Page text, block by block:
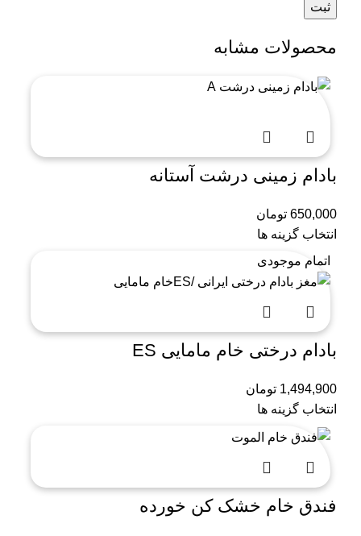
محصولات مشابه
بادام زمینی درشت آستانه
650,000 تومان
انتخاب گزینه ها
اتمام موجودی
بادام درختی خام مامایی ES
1,494,900 تومان
انتخاب گزینه ها
فندق خام خشک کن خورده